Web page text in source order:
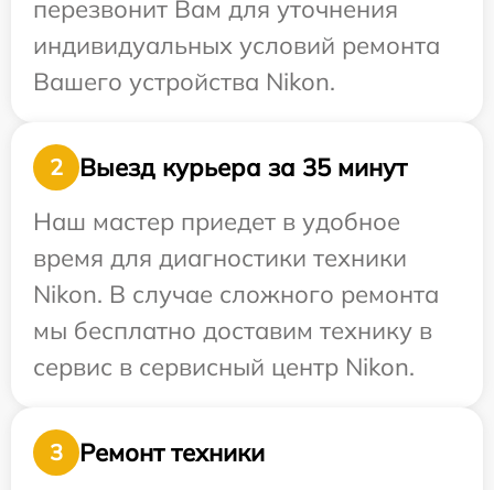
перезвонит Вам для уточнения
индивидуальных условий ремонта
Вашего устройства Nikon.
2
Выезд курьера за 35 минут
Наш мастер приедет в удобное
время для диагностики техники
Nikon. В случае сложного ремонта
мы бесплатно доставим технику в
сервис в сервисный центр Nikon.
3
Ремонт техники